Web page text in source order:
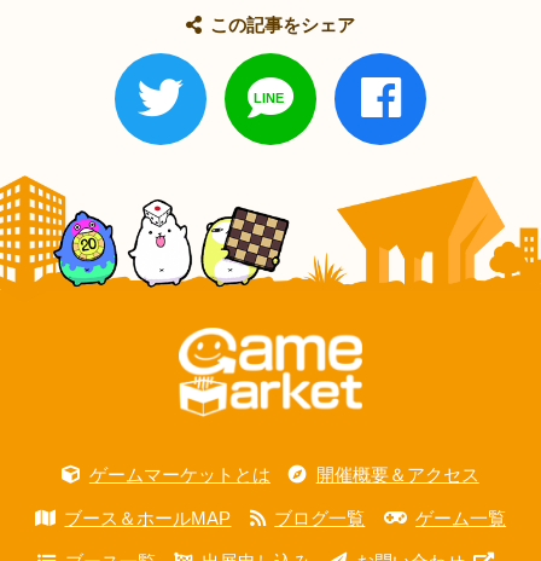
この記事をシェア
ゲームマーケットとは 開催概要＆アクセス
ブース＆ホールMAP ブログ一覧 ゲーム一覧